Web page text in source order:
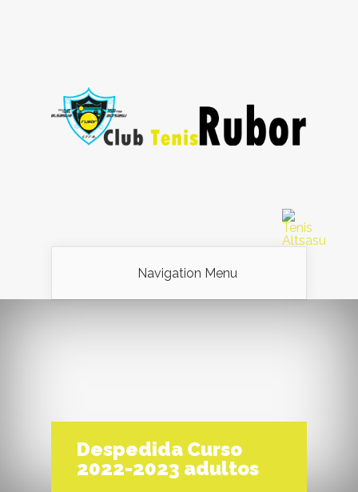
Navigation Menu
Despedida Curso
2022-2023 adultos